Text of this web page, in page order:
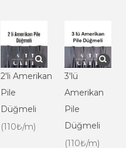
2'li Amerikan
Pile
Düğmeli
(110₺/m)
3'lü
Amerikan
Pile
Düğmeli
(110₺/m)